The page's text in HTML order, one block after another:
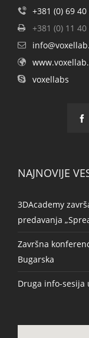
+381 (0) 69
+381 (0) 11 40
voxellabs
NAJNOVIJE
3DAcademy
predavanja
Završna
Bugarska
Druga info-sesija